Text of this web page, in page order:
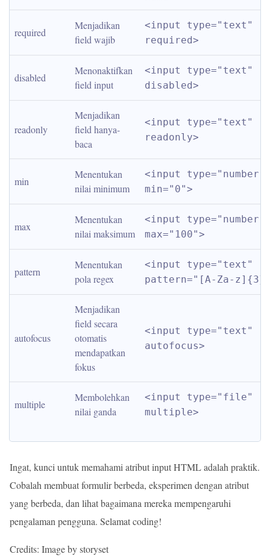
required
Menjadikan
field wajib
<input type="text"
required>
disabled
Menonaktifkan
field input
<input type="text"
disabled>
readonly
Menjadikan
field hanya-
baca
<input type="text"
readonly>
min
Menentukan
nilai minimum
<input type="number"
min="0">
max
Menentukan
nilai maksimum
<input type="number"
max="100">
pattern
Menentukan
pola regex
<input type="text"
pattern="[A-Za-
autofocus
Menjadikan
field secara
otomatis
mendapatkan
fokus
<input type="text"
autofocus>
multiple
Membolehkan
nilai ganda
<input type="file"
multiple>
Ingat, kunci untuk memahami atribut input HTML adalah praktik.
Cobalah membuat formulir berbeda, eksperimen dengan atribut
yang berbeda, dan lihat bagaimana mereka mempengaruhi
pengalaman pengguna. Selamat coding!
Credits: Image by storyset